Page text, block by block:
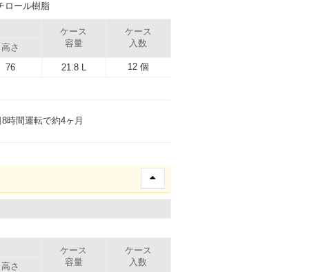
ロール樹脂
ケース
容量
ケース
入数
高さ
76 21.8 L 12 個
8時間運転で約4ヶ月
ケース
容量
ケース
入数
高さ